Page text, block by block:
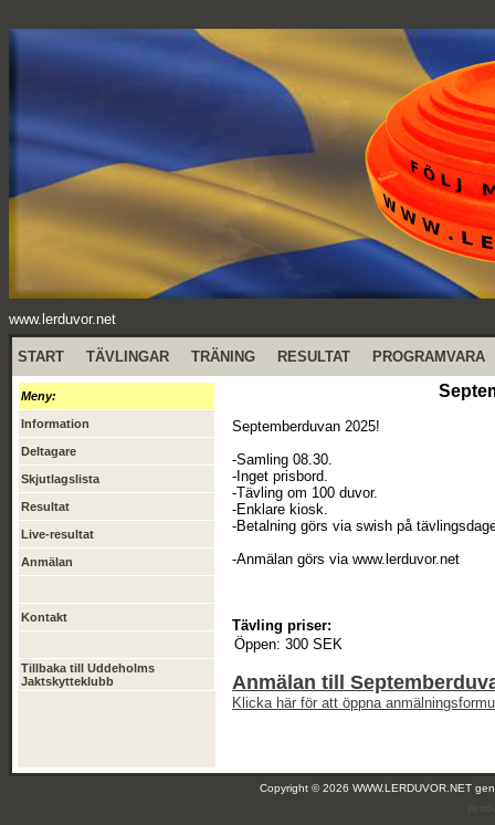
www.lerduvor.net
START TÄVLINGAR TRÄNING RESULTAT PROGRAMVARA
Meny:
Information
Deltagare
Skjutlagslista
Resultat
Live-resultat
Anmälan
Kontakt
Tillbaka till Uddeholms
Jaktskytteklubb
Septemberduvan 2025!
-Samling 08.30.
-Inget prisbord.
-Tävling om 100 duvor.
-Enklare kiosk.
-Betalning görs via swish på
-Anmälan görs via www.lerduvor.net
Tävling priser:
Öppen: 300 SEK
Anmälan till
Klicka här för att öppna
Copyright © 2026 WWW.LERDUVOR.NET